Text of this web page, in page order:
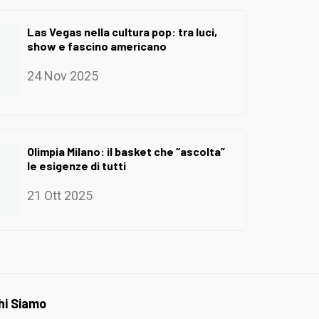
Las Vegas nella cultura pop: tra luci,
show e fascino americano
24 Nov 2025
Olimpia Milano: il basket che “ascolta”
le esigenze di tutti
21 Ott 2025
Siamo